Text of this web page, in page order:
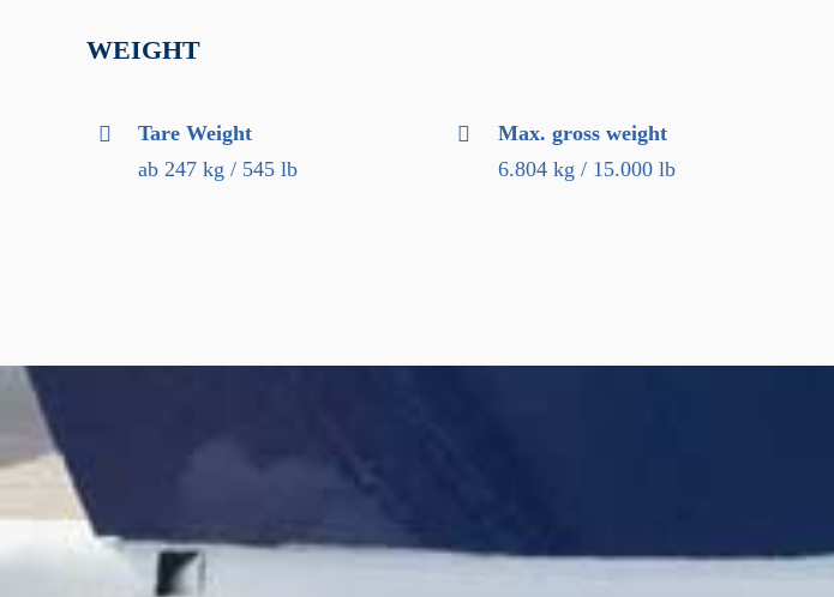
WEIGHT
Tare Weight
ab 247 kg / 545 lb
Max. gross weight
6.804 kg / 15.000 lb